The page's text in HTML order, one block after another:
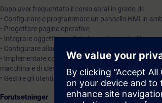
Dopo aver frequentato il corso sarai in grado di:
• Configurare e programmare un pannello HMI in
• Progettare pagine operative
• Integrare oggetti semplici, elementi e controlli
• Configurare allarmi e messaggi che comunicano lo
• Implementare concetti di archiviazione per allarmi
macchina e di identificare potenziali miglioramenti
• Gestire gli utenti
Forutsetninger